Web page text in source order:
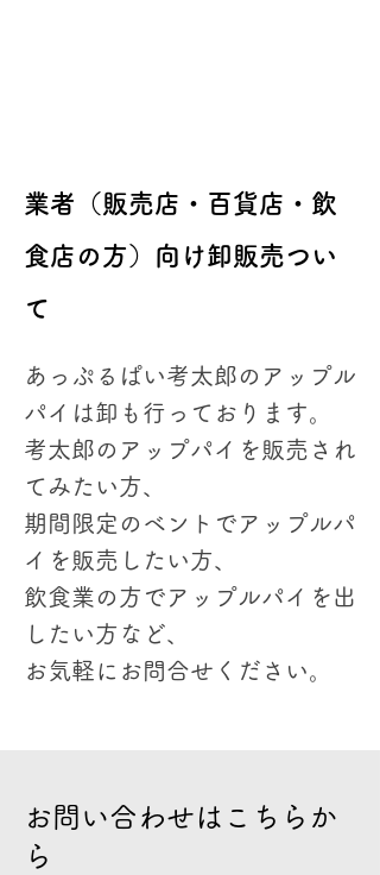
業者（販売店・百貨店・飲
食店の方）向け卸販売つい
て
あっぷるぱい考太郎のアップル
パイは卸も行っております。
考太郎のアップパイを販売され
てみたい方、
期間限定のベントでアップルパ
イを販売したい方、
飲食業の方でアップルパイを出
したい方など、
お気軽にお問合せください。
お問い合わせはこちらか
ら